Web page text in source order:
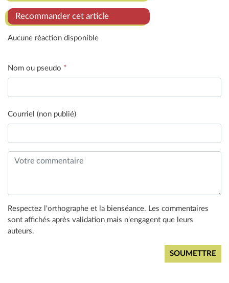
Recommander cet article
Aucune réaction disponible
Nom ou pseudo *
Courriel (non publié)
Respectez l'orthographe et la bienséance. Les commentaires
sont affichés après validation mais n'engagent que leurs
auteurs.